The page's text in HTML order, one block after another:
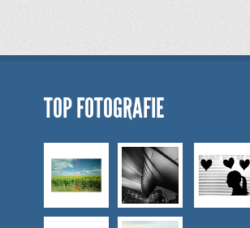
TOP FOTOGRAFIE